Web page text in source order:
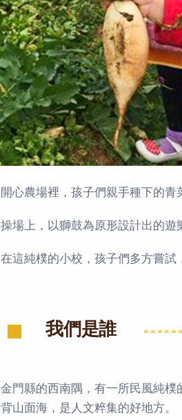
開心農場裡，孩子們親手種下的青
操場上，以獅鼓為原形設計出的遊
在這純樸的小校，孩子們多方嘗試
我們是誰
金門縣的西南隅，有一所民風純
背山面海，是人文粹集的好地方。